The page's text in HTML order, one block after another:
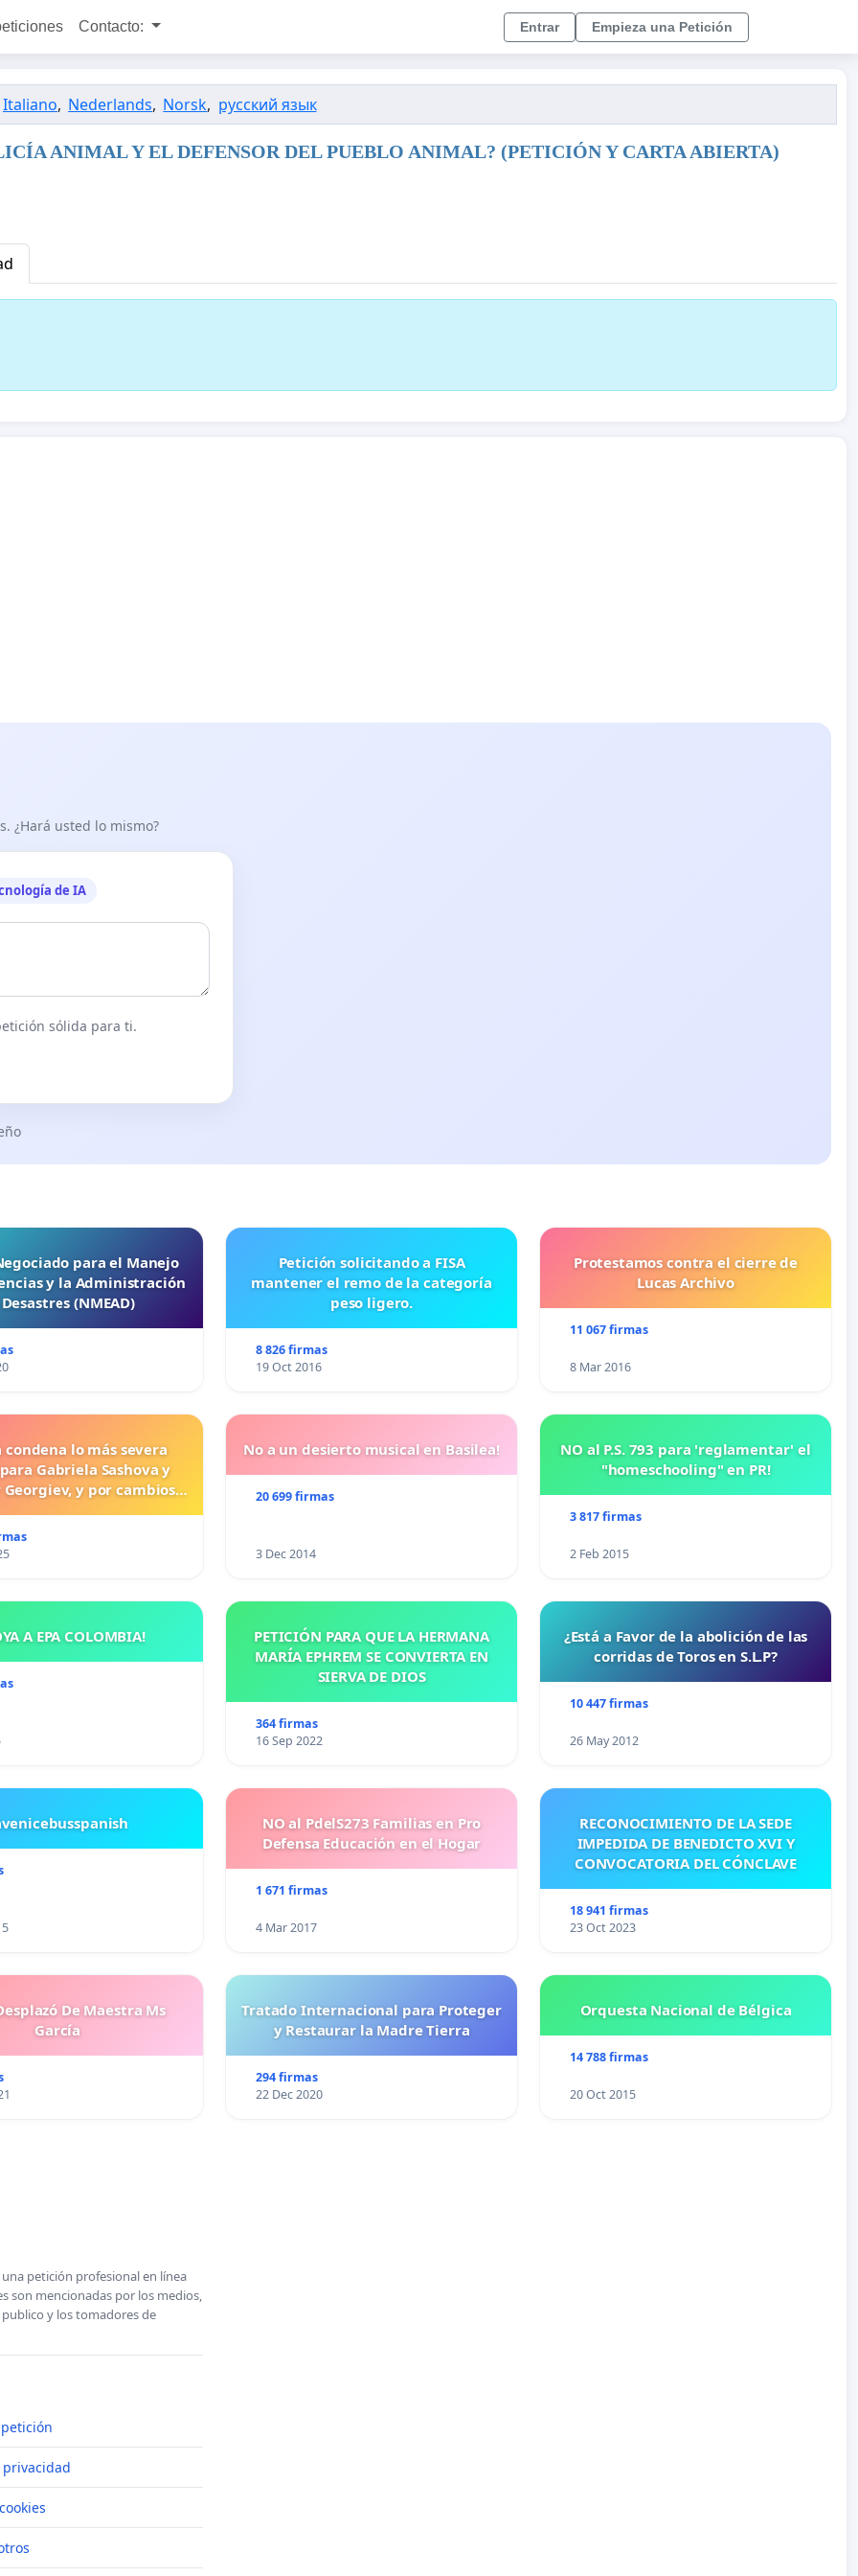
Contacto: Entrar Empieza una Petición
Italiano, Nederlands, Norsk, русский язык
ANIMAL Y EL DEFENSOR DEL PUEBLO ANIMAL? (PETICIÓN Y CARTA ABIERTA)
¿Hará usted lo mismo?
de IA
sólida para ti.
para el Manejo
y la Administración
(NMEAD)
Petición solicitando a FISA
mantener el remo de la categoría
peso ligero.
8 826 firmas
19 Oct 2016
Protestamos contra el cierre de
Lucas Archivo
11 067 firmas
8 Mar 2016
condena lo más severa
Gabriela Sashova y
y por cambios
para los crímenes
contra los animales.
No a un desierto musical en Basilea!
20 699 firmas
3 Dec 2014
NO al P.S. 793 para 'reglamentar' el
"homeschooling" en PR!
3 817 firmas
2 Feb 2015
A EPA COLOMBIA!
PETICIÓN PARA QUE LA HERMANA
MARÍA EPHREM SE CONVIERTA EN
SIERVA DE DIOS
364 firmas
16 Sep 2022
¿Está a Favor de la abolición de las
corridas de Toros en S.L.P?
10 447 firmas
26 May 2012
NO al PdelS273 Familias en Pro
Defensa Educación en el Hogar
1 671 firmas
4 Mar 2017
RECONOCIMIENTO DE LA SEDE
IMPEDIDA DE BENEDICTO XVI Y
CONVOCATORIA DEL CÓNCLAVE
18 941 firmas
23 Oct 2023
De Maestra Ms
García
Tratado Internacional para Proteger
y Restaurar la Madre Tierra
294 firmas
22 Dec 2020
Orquesta Nacional de Bélgica
14 788 firmas
20 Oct 2015
petición profesional en línea
son mencionadas por los medios,
y los tomadores de